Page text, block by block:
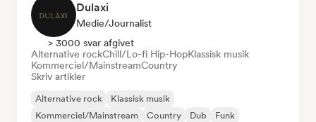
Dulaxi
Medie/journalist
> 3000 svar afgivet
Alternative rockChill/Lo-fi Hip-HopKlassisk musik
Kommerciel/MainstreamCountry
Skriv artikler
Alternative rock
Klassisk musik
Kommerciel/Mainstream
Country Dub
Funk